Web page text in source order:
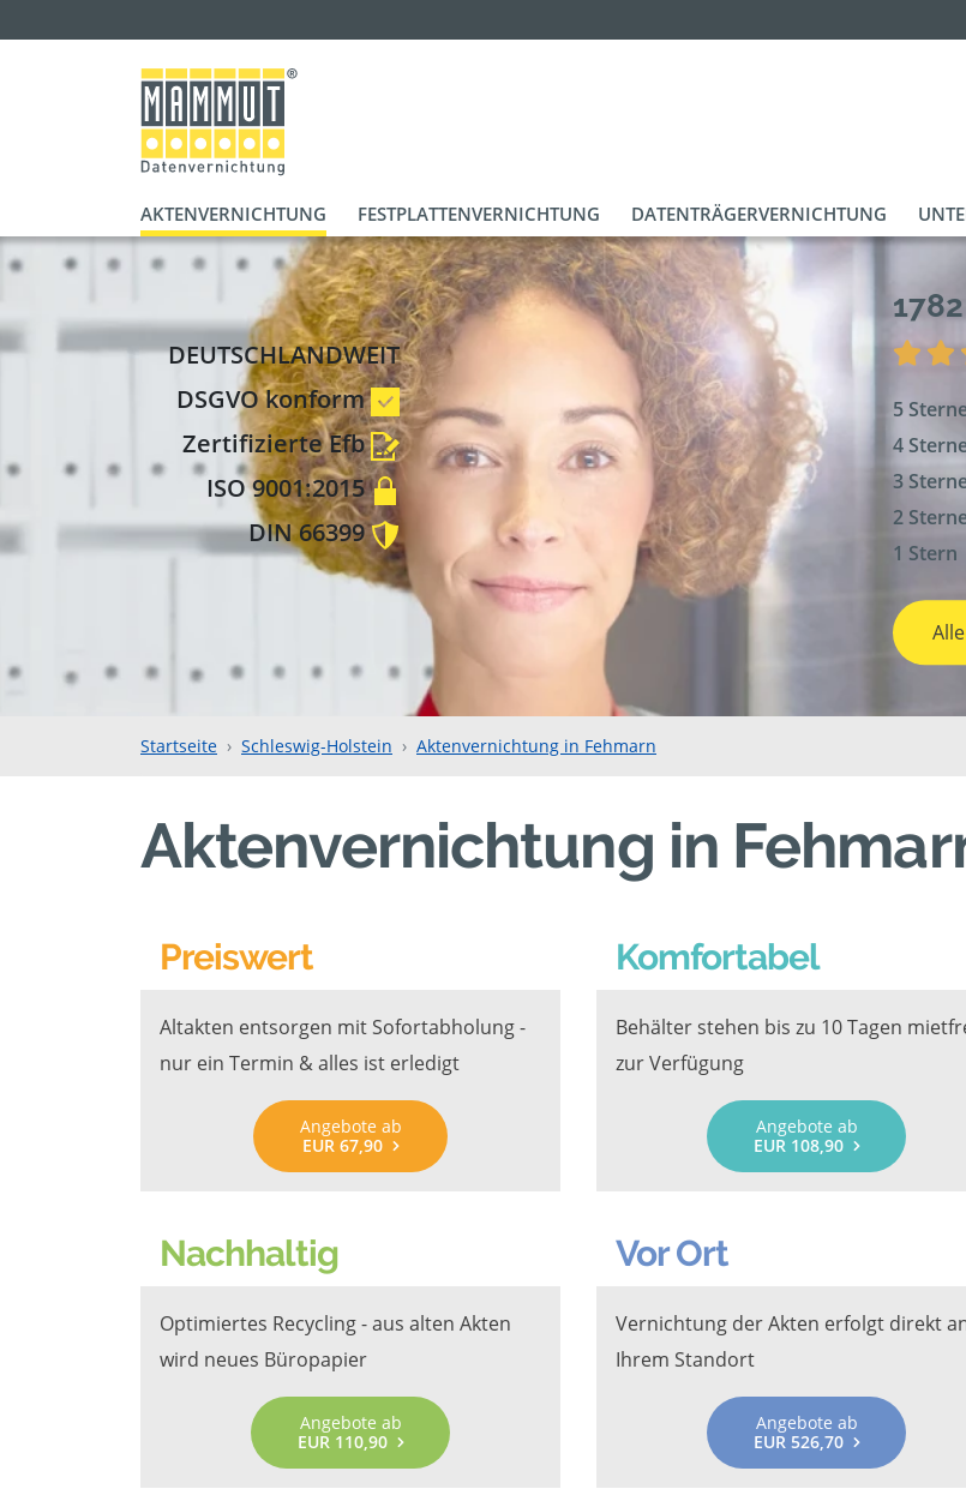
AKTENVERNICHTUNG FESTPLATTENVERNICHTUNG DATENTRÄGERVERNICHTUNG
DEUTSCHLANDWEIT
DSGVO konform
Zertifizierte Efb
ISO 9001:2015
DIN 66399
5
4
3
2
1 Stern
Startseite Schleswig-Holstein Aktenvernichtung in Fehmarn
Aktenvernichtung in
Preiswert
Altakten entsorgen mit Sofortabholung -
nur ein Termin & alles ist erledigt
Angebote ab
EUR 67,90
Komfortabel
Behälter stehen bis zu 10 Tagen
zur Verfügung
Angebote ab
EUR 108,90
Nachhaltig
Optimiertes Recycling - aus alten Akten
wird neues Büropapier
Angebote ab
EUR 110,90
Vor Ort
Vernichtung der Akten erfolgt direkt
Ihrem Standort
Angebote ab
EUR 526,70